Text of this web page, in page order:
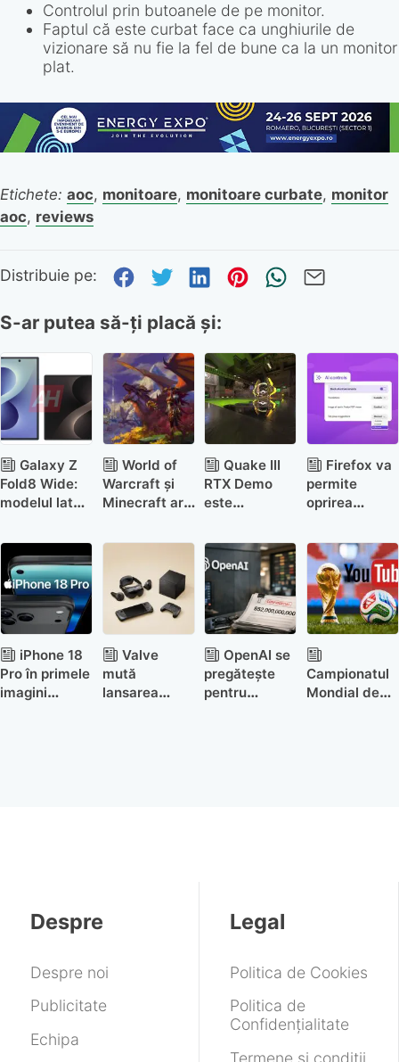
Controlul prin butoanele de pe monitor.
Faptul că este curbat face ca unghiurile de
vizionare să nu fie la fel de bune ca la un monitor
plat.
Etichete: aoc, monitoare, monitoare curbate, monitor
aoc, reviews
Distribuie pe: Distribuie pe Facebook
Distribuie pe Twitter
Distribuie pe
Distribuie pe
Trimite
S-ar putea să-ți placă și:
Galaxy Z
Fold8 Wide:
modelul lat
concura
iPhone Fold
World of
Warcraft și
Minecraft ar
pe Xbox
Ultimate
Quake III
RTX Demo
este
gratuit și
aduce Path
Tracing-ul în
arenă
Firefox va
permite
oprirea
funcțiilor sale
cu AI
iPhone 18
Pro în primele
imagini
Valve
mută
lansarea
OpenAI se
pregătește
pentru
Campionatul
Mondial de
Despre
Despre noi
Publicitate
Echipa
Legal
Politica de Cookies
Politica de
Confidențialitate
Termene și condiții